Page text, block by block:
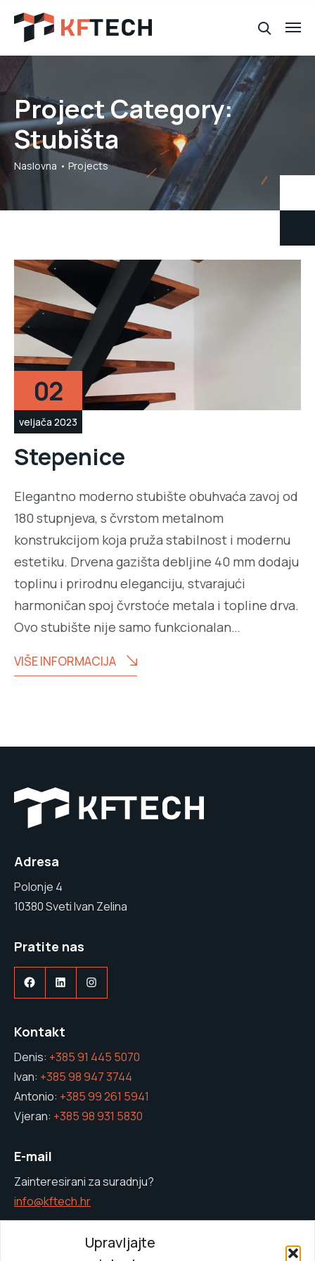
Upravljajte
Project Category:
Stubišta
Naslovna Projects
02
veljača 2023
Stepenice
Elegantno moderno stubište obuhvaća zavoj od
180 stupnjeva, s čvrstom metalnom
konstrukcijom koja pruža stabilnost i modernu
estetiku. Drvena gazišta debljine 40 mm dodaju
toplinu i prirodnu eleganciju, stvarajući
harmoničan spoj čvrstoće metala i topline drva.
Ovo stubište nije samo funkcionalan…
VIŠE INFORMACIJA
Adresa
Polonje 4
10380 Sveti Ivan Zelina
Pratite nas
Facebook
LinkedInInstagram
Kontakt
Denis: +385 91 445 5070
Ivan: +385 98 947 3744
Antonio: +385 99 261 5941
Vjeran: +385 98 931 5830
E-mail
Zainteresirani za suradnju?
info@kftech.hr
Brzi izbornik